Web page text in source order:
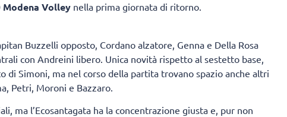
Modena Volley nella prima giornata di ritorno.
Buzzelli opposto, Cordano alzatore, Genna e Della Rosa
con Andreini libero. Unica novità rispetto al sestetto base,
di Simoni, ma nel corso della partita trovano spazio anche altri
Petri, Moroni e Bazzaro.
ma l’Ecosantagata ha la concentrazione giusta e, pur non